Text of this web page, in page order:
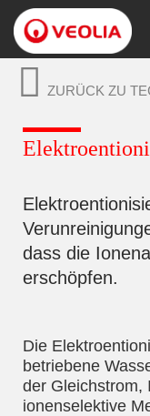
Direkt
zum
Inhalt
ZURÜCK ZU
dass die
erschöpfen.
Die
betriebene
der Gleichstrom,
ionenselektive